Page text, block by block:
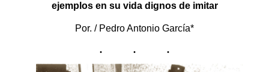
ejemplos en su vida dignos de imitar
Por. / Pedro Antonio García*